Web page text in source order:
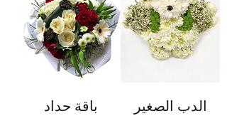
الدب الصغير
باقة حداد